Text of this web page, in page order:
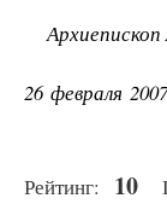
26 февраля
Рейтинг: 10